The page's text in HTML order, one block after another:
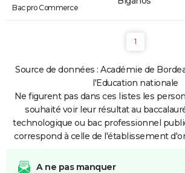
Bac pro Commerce
1
Source de données : Académie de
l'Education nationale
Ne figurent pas dans ces listes les
souhaité voir leur résultat au
technologique ou bac professionnel
correspond à celle de l'établissement
A ne pas manquer